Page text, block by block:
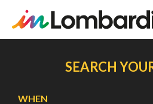
content
SEARCH
WHEN